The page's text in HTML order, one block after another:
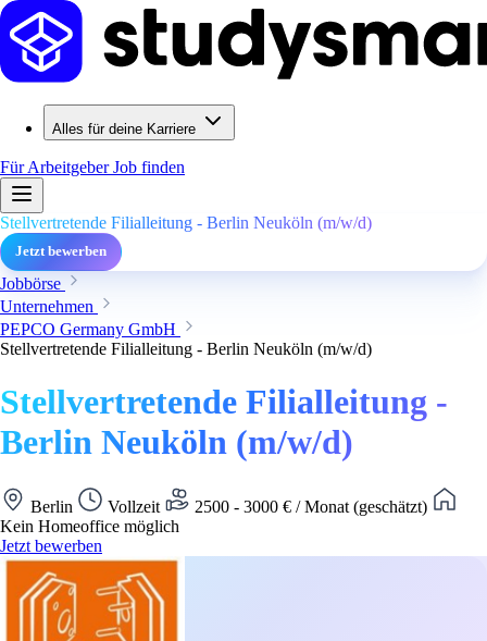
Alles für deine Karriere
Für ArbeitgeberJob finden
Stellvertretende Filialleitung - Berlin Neuköln (m/w/d)
Jetzt bewerben
Jobbörse
Unternehmen
PEPCO Germany GmbH
Stellvertretende Filialleitung - Berlin Neuköln (m/w/d)
Stellvertretende Filialleitung -
Berlin Neuköln (m/w/d)
Berlin Vollzeit
2500 - 3000 € / Monat (geschätzt)
Kein Homeoffice möglich
Jetzt bewerben